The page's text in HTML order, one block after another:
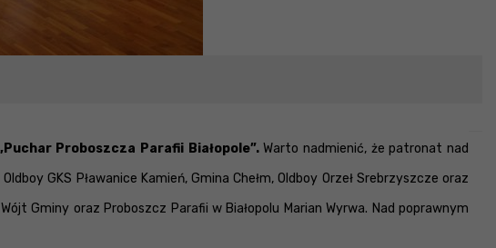
Proboszcza Parafii Białopole”.Warto nadmienić, że patronat nad
GKS Pławanice Kamień, Gmina Chełm, Oldboy Orzeł Srebrzyszcze oraz
Gminy oraz Proboszcz Parafii w Białopolu Marian Wyrwa. Nad poprawnym